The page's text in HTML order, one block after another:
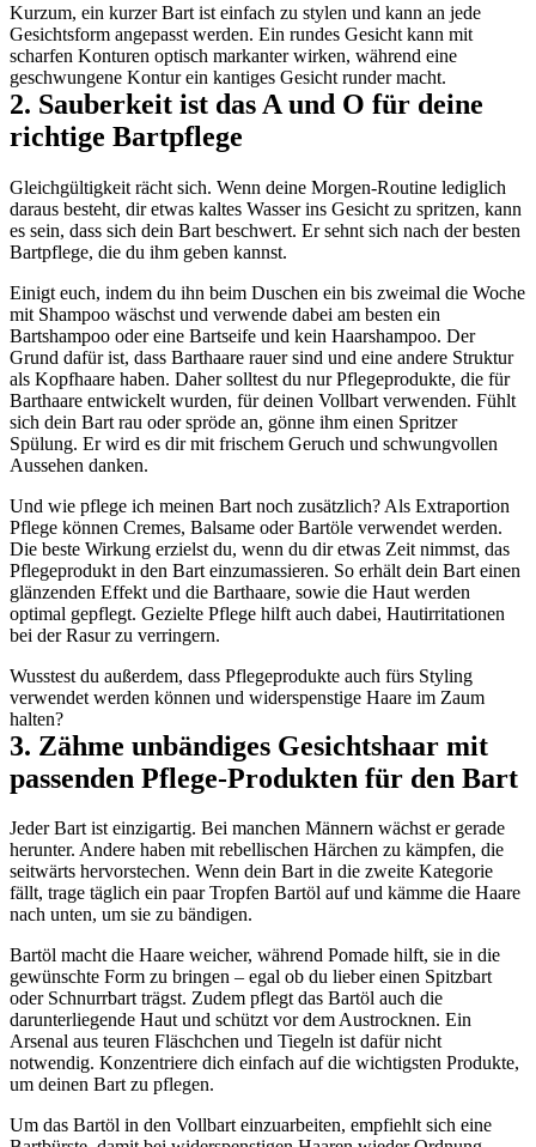
Kurzum, ein kurzer Bart ist einfach zu stylen und kann an jede
Gesichtsform angepasst werden. Ein rundes Gesicht kann mit
scharfen Konturen optisch markanter wirken, während eine
geschwungene Kontur ein kantiges Gesicht runder macht.
2. Sauberkeit ist das A und O für deine
richtige Bartpflege
Gleichgültigkeit rächt sich. Wenn deine Morgen-Routine lediglich
daraus besteht, dir etwas kaltes Wasser ins Gesicht zu spritzen, kann
es sein, dass sich dein Bart beschwert. Er sehnt sich nach der besten
Bartpflege, die du ihm geben kannst.
Einigt euch, indem du ihn beim Duschen ein bis zweimal die Woche
mit Shampoo wäschst und verwende dabei am besten ein
Bartshampoo oder eine Bartseife und kein Haarshampoo. Der
Grund dafür ist, dass Barthaare rauer sind und eine andere Struktur
als Kopfhaare haben. Daher solltest du nur Pflegeprodukte, die für
Barthaare entwickelt wurden, für deinen Vollbart verwenden. Fühlt
sich dein Bart rau oder spröde an, gönne ihm einen Spritzer
Spülung. Er wird es dir mit frischem Geruch und schwungvollen
Aussehen danken.
Und wie pflege ich meinen Bart noch zusätzlich? Als Extraportion
Pflege können Cremes, Balsame oder Bartöle verwendet werden.
Die beste Wirkung erzielst du, wenn du dir etwas Zeit nimmst, das
Pflegeprodukt in den Bart einzumassieren. So erhält dein Bart einen
glänzenden Effekt und die Barthaare, sowie die Haut werden
optimal gepflegt. Gezielte Pflege hilft auch dabei, Hautirritationen
bei der Rasur zu verringern.
Wusstest du außerdem, dass Pflegeprodukte auch fürs Styling
verwendet werden können und widerspenstige Haare im Zaum
halten?
3. Zähme unbändiges Gesichtshaar mit
passenden Pflege-Produkten für den Bart
Jeder Bart ist einzigartig. Bei manchen Männern wächst er gerade
herunter. Andere haben mit rebellischen Härchen zu kämpfen, die
seitwärts hervorstechen. Wenn dein Bart in die zweite Kategorie
fällt, trage täglich ein paar Tropfen Bartöl auf und kämme die Haare
nach unten, um sie zu bändigen.
Bartöl macht die Haare weicher, während Pomade hilft, sie in die
gewünschte Form zu bringen – egal ob du lieber einen Spitzbart
oder Schnurrbart trägst. Zudem pflegt das Bartöl auch die
darunterliegende Haut und schützt vor dem Austrocknen. Ein
Arsenal aus teuren Fläschchen und Tiegeln ist dafür nicht
notwendig. Konzentriere dich einfach auf die wichtigsten Produkte,
um deinen Bart zu pflegen.
Um das Bartöl in den Vollbart einzuarbeiten, empfiehlt sich eine